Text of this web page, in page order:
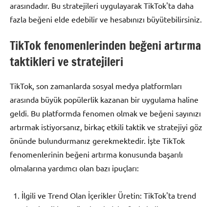
arasındadır. Bu stratejileri uygulayarak TikTok'ta daha
fazla beğeni elde edebilir ve hesabınızı büyütebilirsiniz.
TikTok fenomenlerinden beğeni artırma
taktikleri ve stratejileri
TikTok, son zamanlarda sosyal medya platformları
arasında büyük popülerlik kazanan bir uygulama haline
geldi. Bu platformda fenomen olmak ve beğeni sayınızı
artırmak istiyorsanız, birkaç etkili taktik ve stratejiyi göz
önünde bulundurmanız gerekmektedir. İşte TikTok
fenomenlerinin beğeni artırma konusunda başarılı
olmalarına yardımcı olan bazı ipuçları:
İlgili ve Trend Olan İçerikler Üretin: TikTok'ta trend